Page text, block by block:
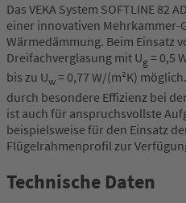
Das VEKA System SOFTLINE 82
einer innovativen Mehrkammer-
Wärmedämmung. Beim Einsatz
Dreifachverglasung mit Ug = 0,5
bis zu Uw= 0,77 W/(m²K)
durch besondere Effizienz bei
ist auch für anspruchsvollste
beispielsweise für den Einsatz
Flügelrahmenprofil zur
Technische Daten